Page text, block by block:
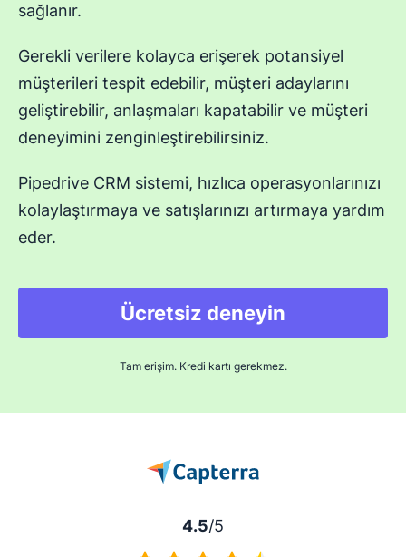
sağlanır.
Gerekli verilere kolayca erişerek potansiyel
müşterileri tespit edebilir, müşteri adaylarını
geliştirebilir, anlaşmaları kapatabilir ve müşteri
deneyimini zenginleştirebilirsiniz.
Pipedrive CRM sistemi, hızlıca operasyonlarınızı
kolaylaştırmaya ve satışlarınızı artırmaya yardım
eder.
Ücretsiz deneyin
Tam erişim. Kredi kartı gerekmez.
4.5/5